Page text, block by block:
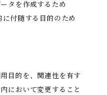
タを作成するため
に付随する目的のため
目的を、関連性を有す
において変更すること